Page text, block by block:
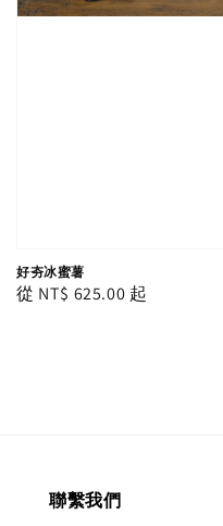
好夯冰蜜薯
Regular
從 NT$ 625.00 起
聯繫我們